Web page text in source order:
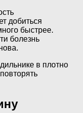
добиться
быстрее.
болезнь
в плотно